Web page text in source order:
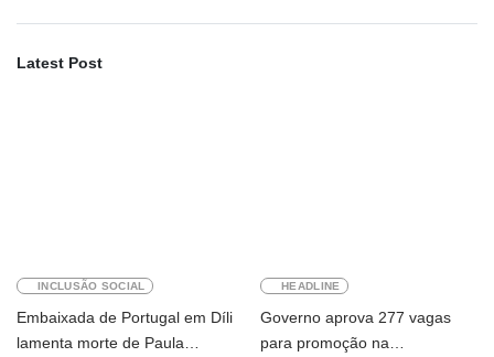
Latest Post
INCLUSÃO SOCIAL
Embaixada de Portugal em Díli
lamenta morte de Paula
HEADLINE
Governo aprova 277 vagas
para promoção na